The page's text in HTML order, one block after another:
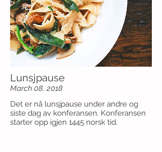
Lunsjpause
March 08, 2018
Det er nå lunsjpause under andre og
siste dag av konferansen. Konferansen
starter opp igjen 1445 norsk tid.